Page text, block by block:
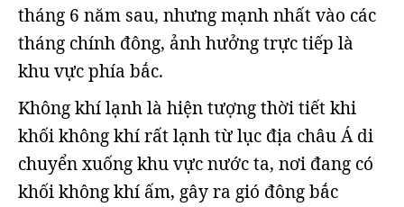
tháng 6 năm sau, nhưng mạnh nhất vào các
tháng chính đông, ảnh hưởng trực tiếp là
khu vực phía bắc.
Không khí lạnh là hiện tượng thời tiết khi
khối không khí rất lạnh từ lục địa châu Á di
chuyển xuống khu vực nước ta, nơi đang có
khối không khí ấm, gây ra gió đông bắc